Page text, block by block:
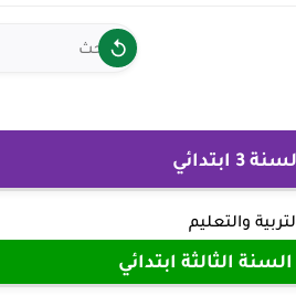
والتعليم
الثالثة ابتدائي